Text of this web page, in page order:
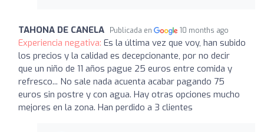
TAHONA DE CANELA Publicada en 10 months ago
Experiencia negativa: Es la última vez que voy, han subido
los precios y la calidad es decepcionante, por no decir
que un niño de 11 años pague 25 euros entre comida y
refresco... No sale nada acuenta acabar pagando 75
euros sin postre y con agua. Hay otras opciones mucho
mejores en la zona. Han perdido a 3 clientes